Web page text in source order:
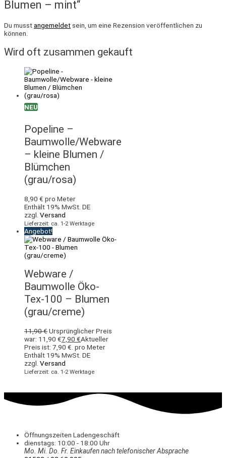
Blumen – mint“
Du musstangemeldet sein, um eine Rezension veröffentlichen zu
können.
Wird oft zusammen gekauft
NEU
Popeline –
Baumwolle/Webware
– kleine Blumen /
Blümchen
(grau/rosa)
8,90 € pro Meter
Enthält 19% MwSt. DE
zzgl. Versand
Lieferzeit: ca. 1-2 Werktage
Angebot!
Webware /
Baumwolle Öko-
Tex-100 – Blumen
(grau/creme)
11,90€Ursprünglicher Preis
war: 11,90 €7,90 €Aktueller
Preis ist: 7,90 €. pro Meter
Enthält 19% MwSt. DE
zzgl. Versand
Lieferzeit: ca. 1-2 Werktage
Öffnungszeiten Ladengeschäft
dienstags: 10:00 - 18:00 Uhr
Mo. Mi. Do. Fr. Einkaufennach telefonischer Absprache